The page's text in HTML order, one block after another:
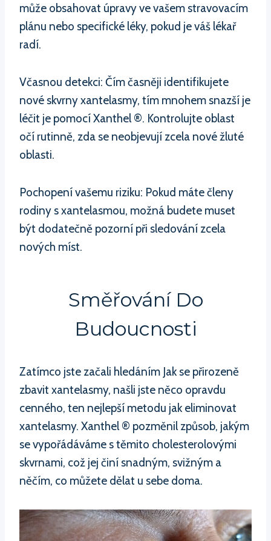
může obsahovat úpravy ve vašem stravovacím
plánu nebo specifické léky, pokud je váš lékař
radí.
Včasnou detekci: Čím časněji identifikujete
nové skvrny xantelasmy, tím mnohem snazší je
léčit je pomocí Xanthel ®. Kontrolujte oblast
očí rutinně, zda se neobjevují zcela nové žluté
oblasti.
Pochopení vašemu riziku: Pokud máte členy
rodiny s xantelasmou, možná budete muset
být dodatečně pozorní při sledování zcela
nových míst.
Směřování Do
Budoucnosti
Zatímco jste začali hledáním Jak se přirozeně
zbavit xantelasmy, našli jste něco opravdu
cenného, ten nejlepší metodu jak eliminovat
xantelasmy. Xanthel ® pozměnil způsob, jakým
se vypořádáváme s těmito cholesterolovými
skvrnami, což jej činí snadným, svižným a
něčím, co můžete dělat u sebe doma.